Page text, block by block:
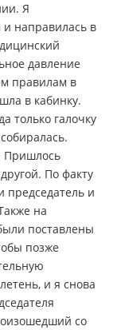
Я
и направилась в
давление
правилам в
в кабинку.
только галочку
Пришлось
По факту
председатель и
на
поставлены
позже
и я снова
со